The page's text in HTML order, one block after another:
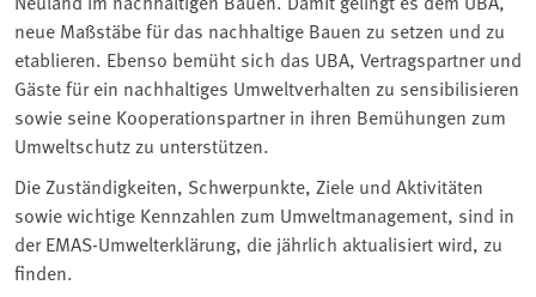
neue Maßstäbe für das nachhaltige Bauen zu setzen und zu
etablieren. Ebenso bemüht sich das UBA, Vertragspartner und
Gäste für ein nachhaltiges Umweltverhalten zu sensibilisieren
sowie seine Kooperationspartner in ihren Bemühungen zum
Umweltschutz zu unterstützen.
Die Zuständigkeiten, Schwerpunkte, Ziele und Aktivitäten
sowie wichtige Kennzahlen zum Umweltmanagement, sind in
der EMAS-Umwelterklärung, die jährlich aktualisiert wird, zu
finden.